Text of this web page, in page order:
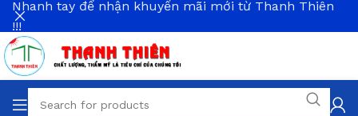
Nhanh tay để nhận khuyến mãi mới từ Thanh Thiên
!!!